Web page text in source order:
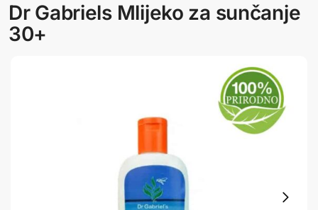
Dr Gabriels Mlijeko za sunčanje
30+